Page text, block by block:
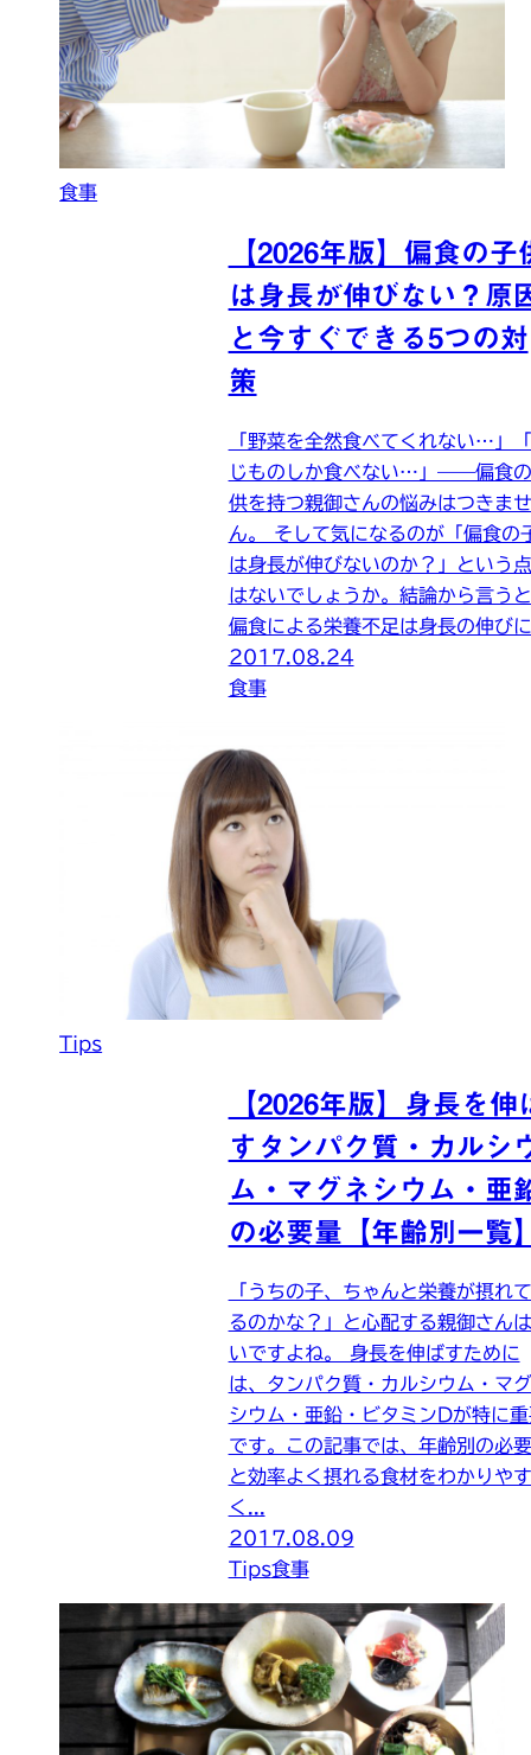
食事
【2026年版】偏食の子
は身長が伸びない？原
と今すぐできる5つの対
策
「野菜を全然食べてくれない…」
じものしか食べない…」——偏食
供を持つ親御さんの悩みはつきませ
ん。 そして気になるのが「偏食の
は身長が伸びないのか？」という
はないでしょうか。結論から言う
偏食による栄養不足は身長の伸び
2017.08.24
食事
Tips
【2026年版】身長を伸
すタンパク質・カルシ
ム・マグネシウム・亜
の必要量【年齢別一覧
「うちの子、ちゃんと栄養が摂れ
るのかな？」と心配する親御さん
いですよね。 身長を伸ばすために
は、タンパク質・カルシウム・マ
シウム・亜鉛・ビタミンDが特に
です。この記事では、年齢別の必
と効率よく摂れる食材をわかりやす
く...
2017.08.09
Tips食事